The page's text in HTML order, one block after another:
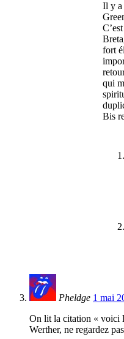
Il y a
fort
qui
Bis
Pheldge 1 mai
On lit la citation « voici
Werther, ne regardez